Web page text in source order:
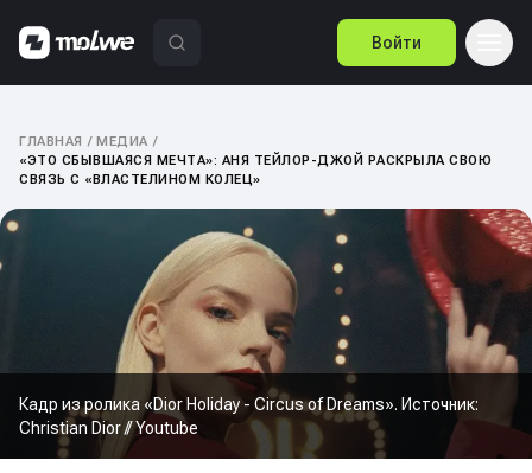
Войти
ГЛАВНАЯ / МЕДИА /
«ЭТО СБЫВШАЯСЯ МЕЧТА»: АНЯ ТЕЙЛОР-ДЖОЙ РАСКРЫЛА СВОЮ
СВЯЗЬ С «ВЛАСТЕЛИНОМ КОЛЕЦ»
Кадр из ролика «Dior Holiday - Circus of Dreams». Источник:
Christian Dior // Youtube